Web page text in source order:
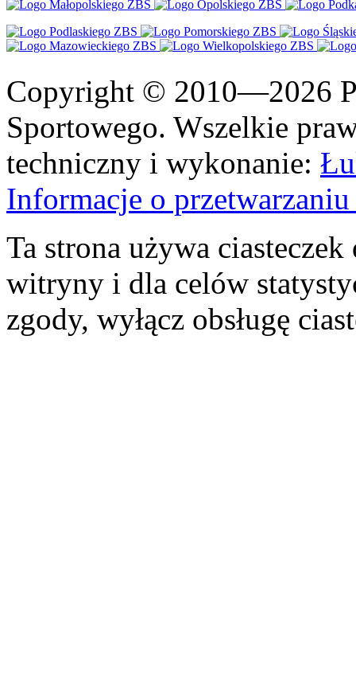
Copyright © 2010—2026
Sportowego. Wszelkie
techniczny i wykonanie:
Informacje o
Ta strona używa
witryny i dla celów
zgody, wyłącz obsługę